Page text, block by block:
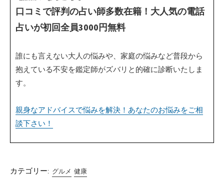
口コミで評判の占い師多数在籍！大人気の電話
占いが初回全員3000円無料
誰にも言えない大人の悩みや、家庭の悩みなど普段から
抱えている不安を鑑定師がズバリと的確に診断いたしま
す。
親身なアドバイスで悩みを解決！あなたのお悩みをご相
談下さい！
カテゴリー: グルメ 健康